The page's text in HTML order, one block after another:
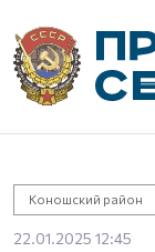
Коношский район
22.01.2025 12:45